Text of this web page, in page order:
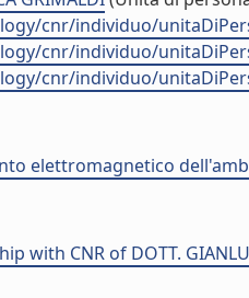
cnr/individuo/
cnr/individuo/
cnr/individuo/
elettromagnetico
with CNR of DOTT.